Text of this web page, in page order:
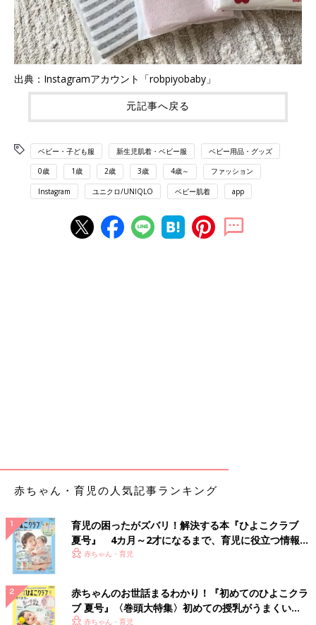
出典：Instagramアカウント「robpiyobaby」
元記事へ戻る
ベビー・子ども服 新生児肌着・ベビー服 ベビー用品・グッズ
0歳 1歳 2歳 3歳 4歳～ ファッション
Instagram ユニクロ/UNIQLO ベビー肌着 app
赤ちゃん・育児の人気記事ランキング
育児の困ったがズバリ！解決する本『ひよこクラブ
夏号』 4カ月～2才になるまで、育児に役立つ情報が
いっぱい！
赤ちゃん・育児
赤ちゃんのお世話まるわかり！『初めてのひよこクラ
ブ 夏号』〈巻頭大特集〉初めての授乳がうまくい
赤ちゃん・育児